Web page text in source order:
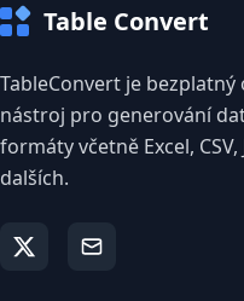
Table Convert
TableConvert je
nástroj pro generování
formáty včetně Excel, CSV,
dalších.